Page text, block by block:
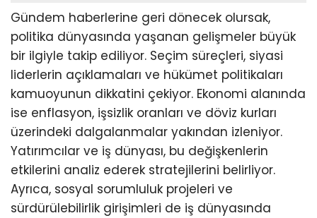
Gündem haberlerine geri dönecek olursak,
politika dünyasında yaşanan gelişmeler büyük
bir ilgiyle takip ediliyor. Seçim süreçleri, siyasi
liderlerin açıklamaları ve hükümet politikaları
kamuoyunun dikkatini çekiyor. Ekonomi alanında
ise enflasyon, işsizlik oranları ve döviz kurları
üzerindeki dalgalanmalar yakından izleniyor.
Yatırımcılar ve iş dünyası, bu değişkenlerin
etkilerini analiz ederek stratejilerini belirliyor.
Ayrıca, sosyal sorumluluk projeleri ve
sürdürülebilirlik girişimleri de iş dünyasında